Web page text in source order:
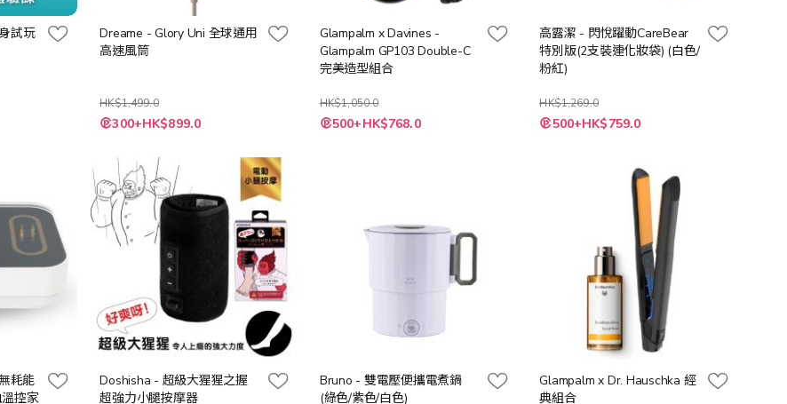
試玩
Dreame - Glory Uni 全球通用
高速風筒
HK$1,499.0
300+HK$899.0
Glampalm x Davines -
Glampalm GP103 Double-C
完美造型組合
HK$1,050.0
特
殊 500+HK$768.0
高露潔 - 閃悅躍動CareBear
特別版(2支裝連化妝袋) (白色/
粉紅)
HK$1,269.0
特
殊 500+HK$759.0
耗能
控家
Doshisha - 超級大猩猩之握
超強力小腿按摩器
Bruno - 雙電壓便攜電煮鍋
(綠色/紫色/白色)
Glampalm x Dr. Hauschka 經
典組合